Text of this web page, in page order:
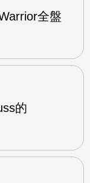
全盤
的